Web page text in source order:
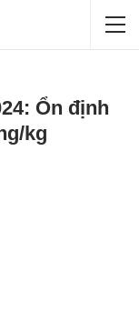
Ổn định
kg